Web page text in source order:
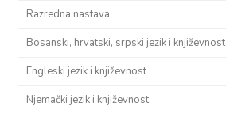
Razredna nastava
Bosanski, hrvatski, srpski jezik i književnost
Engleski jezik i književnost
Njemački jezik i književnost